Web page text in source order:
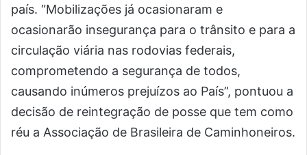
país. “Mobilizações já ocasionaram e
ocasionarão insegurança para o trânsito e para a
circulação viária nas rodovias federais,
comprometendo a segurança de todos,
causando inúmeros prejuízos ao País”, pontuou a
decisão de reintegração de posse que tem como
réu a Associação de Brasileira de Caminhoneiros.